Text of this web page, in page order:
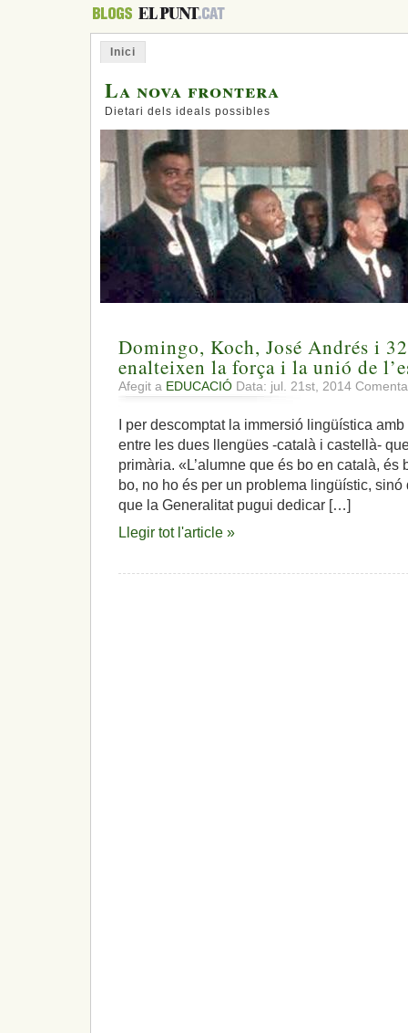
Inici
La nova frontera
Dietari dels ideals possibles
Domingo, Koch, José Andrés i
enalteixen la força i la unió de
Afegit a EDUCACIÓ Data: jul. 21st, 2014
I per descomptat la immersió lingüística
entre les dues llengües -català i castellà-
primària. «L’alumne que és bo en català,
bo, no ho és per un problema lingüístic, sinó
que la Generalitat pugui dedicar […]
Llegir tot l'article »